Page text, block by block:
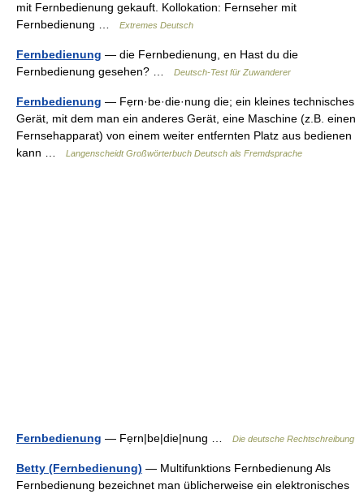
mit Fernbedienung gekauft. Kollokation: Fernseher mit
Fernbedienung …
Extremes Deutsch
Fernbedienung — die Fernbedienung, en Hast du die
Fernbedienung gesehen? …
Deutsch-Test für Zuwanderer
Fernbedienung — Fẹrn·be·die·nung die; ein kleines technisches
Gerät, mit dem man ein anderes Gerät, eine Maschine (z.B. einen
Fernsehapparat) von einem weiter entfernten Platz aus bedienen
kann …
Langenscheidt Großwörterbuch Deutsch als Fremdsprache
Fernbedienung — Fẹrn|be|die|nung … Die deutsche Rechtschreibung
Betty (Fernbedienung) — Multifunktions Fernbedienung Als
Fernbedienung bezeichnet man üblicherweise ein elektronisches